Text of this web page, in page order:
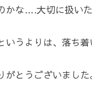
かな….大切に扱い
うよりは、落ち
とうございました